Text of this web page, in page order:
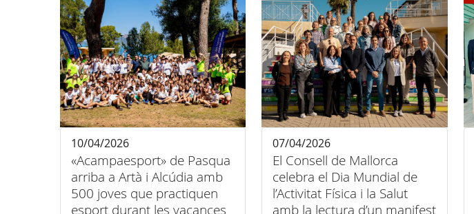
«Acampaesport» de Pasqua
arriba a Artà i Alcúdia amb
500 joves que practiquen
esport durant les vacances
10/04/2026
El Consell de Mallorca
celebra el Dia Mundial de
l’Activitat Física i la Salut
amb la lectura d’un manifest
07/04/2026